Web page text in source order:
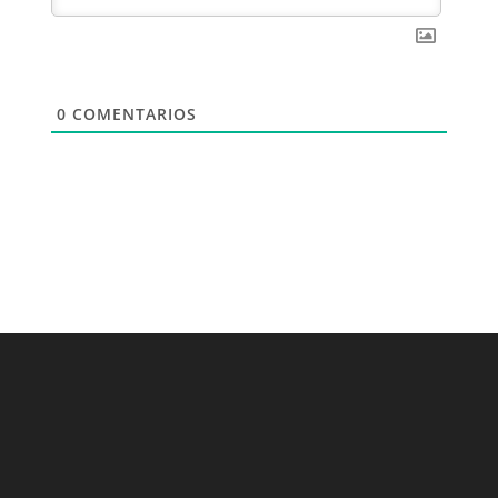
0 COMENTARIOS